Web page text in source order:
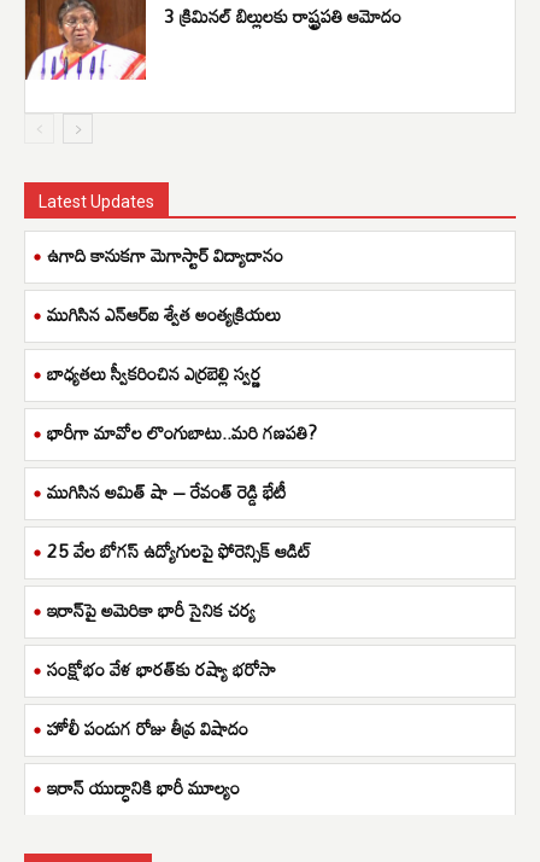
3 క్రిమినల్ బిల్లులకు రాష్ట్రపతి ఆమోదం
Latest Updates
ఉగాది కానుకగా మెగాస్టార్ విద్యాదానం
ముగిసిన ఎన్ఆర్ఐ శ్వేత అంత్యక్రియలు
బాధ్యతలు స్వీకరించిన ఎర్రబెల్లి స్వర్ణ
భారీగా మావోల లొంగుబాటు..మరి గణపతి?
ముగిసిన అమిత్ షా – రేవంత్ రెడ్డి భేటీ
25 వేల బోగస్ ఉద్యోగులపై ఫోరెన్సిక్ ఆడిట్
ఇరాన్‌పై అమెరికా భారీ సైనిక చర్య
సంక్షోభం వేళ భారత్‌కు రష్యా భరోసా
హోలీ పండుగ రోజు తీవ్ర విషాదం
ఇరాన్ యుద్ధానికి భారీ మూల్యం